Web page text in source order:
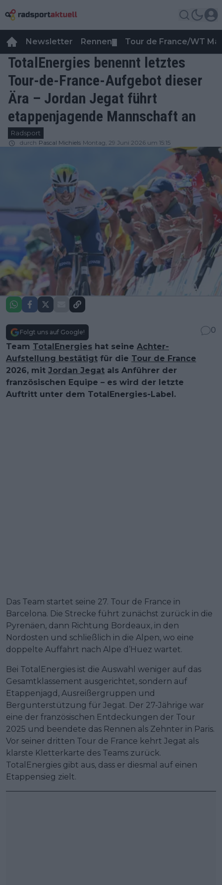
Newsletter Rennen Tour de France/WT
TotalEnergies benennt letztes
Tour-de-France-Aufgebot dieser
Ära – Jordan Jegat führt
etappenjagende Mannschaft an
Radsport
durch Pascal Michiels Montag, 29 Juni 2026 um 15:15
Folgt uns auf Google!
0
Team TotalEnergies hat seine Achter-
Aufstellung bestätigt für die Tour de France
2026, mit Jordan Jegat als Anführer der
französischen Equipe – es wird der letzte
Auftritt unter dem TotalEnergies-Label.
Das Team startet seine 27. Tour de France in
Barcelona. Die Strecke führt zunächst zurück in die
Pyrenäen, dann Richtung Bordeaux, in den
Nordosten und schließlich in die Alpen, wo eine
doppelte Auffahrt nach Alpe d’Huez wartet.
Bei TotalEnergies ist die Auswahl weniger auf das
Gesamtklassement ausgerichtet, sondern auf
Etappenjagd, Ausreißergruppen und
Bergunterstützung für Jegat. Der 27-Jährige war
eine der französischen Entdeckungen der Tour
2025 und beendete das Rennen als Zehnter in Paris.
Vor seiner dritten Tour de France kehrt Jegat als
klarste Kletterkarte des Teams zurück.
TotalEnergies gibt aus, dass er diesmal auf einen
Etappensieg zielt.